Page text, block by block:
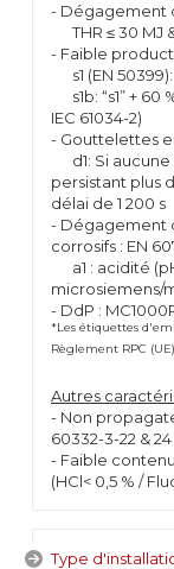
- Dégagement
THR ≤ 30 MJ
- Faible
s1 (EN 50399):
s1b: “s1” + 60
IEC 61034-2)
- Gouttelettes
d1: Si
persistant plus
délai de 1 200 s
- Dégagement
corrosifs : EN
a1 : acidité
microsiemens/
- DdP :
*Les étiquettes
Règlement RPC (UE)
Autres
- Non
60332-3-22 & 24
- Faible contenu
(HCl< 0,5 % /
Type